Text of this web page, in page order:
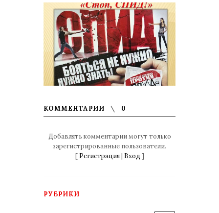
КОММЕНТАРИИ 0
Добавлять комментарии могут только
зарегистрированные пользователи.
[ Регистрация| Вход ]
РУБРИКИ